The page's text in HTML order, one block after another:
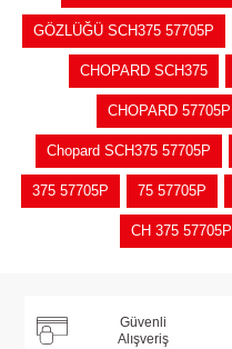
GÖZLÜĞÜ SCH375 57705P
CHOPARD SCH375
CHOPARD 57705P
Chopard SCH375 57705P
375 57705P 75 57705P
CH 375 57705P
Güvenli
Alışveriş